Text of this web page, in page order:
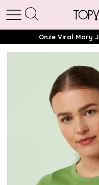
Onze Viral Mary